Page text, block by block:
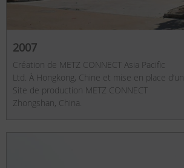
2007
Création de METZ CONNECT Asia Pacific
Ltd. À Hongkong, Chine et mise en place d‘un
Site de production METZ CONNECT
Zhongshan, China.